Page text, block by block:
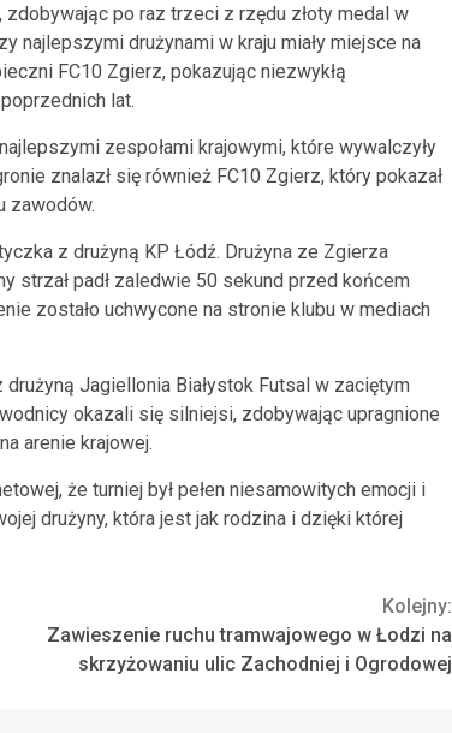
zdobywając po raz trzeci z rzędu złoty medal w
najlepszymi drużynami w kraju miały miejsce na
FC10 Zgierz, pokazując niezwykłą
lat.
zespołami krajowymi, które wywalczyły
znalazł się również FC10 Zgierz, który pokazał
zawodów.
z drużyną KP Łódź. Drużyna ze Zgierza
strzał padł zaledwie 50 sekund przed końcem
zostało uchwycone na stronie klubu w mediach
Jagiellonia Białystok Futsal w zaciętym
okazali się silniejsi, zdobywając upragnione
arenie krajowej.
że turniej był pełen niesamowitych emocji i
drużyny, która jest jak rodzina i dzięki której
Kolejny:
Zawieszenie ruchu tramwajowego w Łodzi na
skrzyżowaniu ulic Zachodniej i Ogrodowej